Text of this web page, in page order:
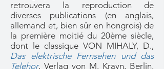
retrouvera la reproduction de
diverses publications (en anglais,
allemand et, bien sûr en hongrois) de
la première moitié du 20ème siècle,
dont le classique VON MIHALY, D.,
Das elektrische Fernsehen und das
Telehor, Verlag von M. Krayn, Berlin,